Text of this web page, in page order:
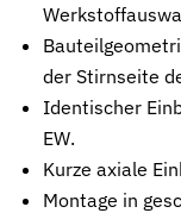
Dichtsätze
Sonderdichtungen
Individuell
der Stirnseite
Identischer
EW.
Kurze axiale
Montage in